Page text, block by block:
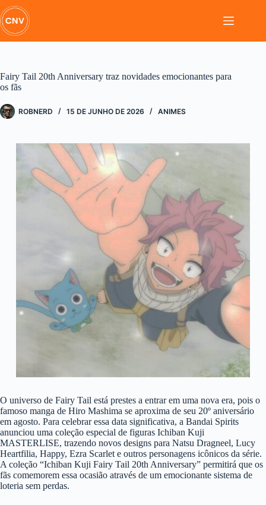
Pular
para
o
conteúdo
Fairy Tail 20th Anniversary traz novidades emocionantes para
os fãs
ROBNERD 15 DE JUNHO DE 2026 ANIMES
O universo de Fairy Tail está prestes a entrar em uma nova era, pois o
famoso manga de Hiro Mashima se aproxima de seu 20º aniversário
em agosto. Para celebrar essa data significativa, a Bandai Spirits
anunciou uma coleção especial de figuras Ichiban Kuji
MASTERLISE, trazendo novos designs para Natsu Dragneel, Lucy
Heartfilia, Happy, Ezra Scarlet e outros personagens icônicos da série.
A coleção “Ichiban Kuji Fairy Tail 20th Anniversary” permitirá que os
fãs comemorem essa ocasião através de um emocionante sistema de
loteria sem perdas.